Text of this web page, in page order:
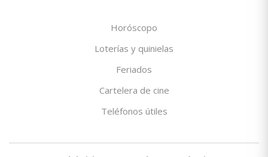
Horóscopo
Loterías y quinielas
Feriados
Cartelera de cine
Teléfonos útiles